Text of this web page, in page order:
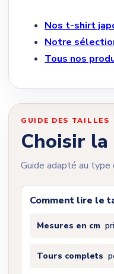
Nos t-shirt
Notre
Tous nos
GUIDE DES TAILLES
Choisir la
Guide adapté au
Comment lire le
Mesures en cm
Tours complets